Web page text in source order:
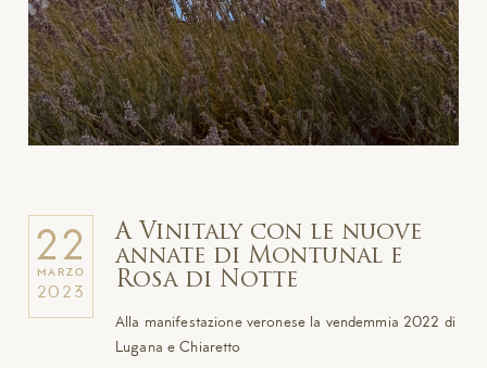
22
MARZO
2023
A Vinitaly con le nuove
annate di Montunal e
Rosa di Notte
Alla manifestazione veronese la vendemmia 2022 di
Lugana e Chiaretto